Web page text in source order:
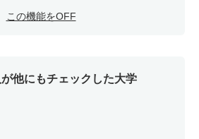
この機能をOFF
他にもチェックした大学